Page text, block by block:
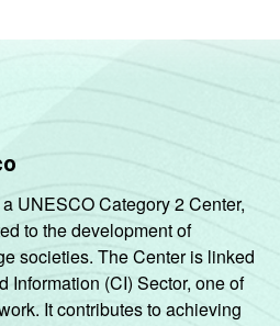
UNESCO Category 2 Center,
to the development of
societies. The Center is linked
Information (CI) Sector, one of
It contributes to achieving